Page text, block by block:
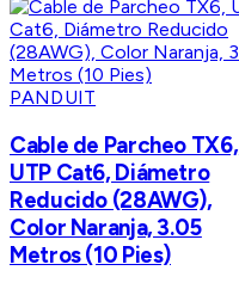
PANDUIT
Cable de Parcheo TX6,
UTP Cat6, Diámetro
Reducido (28AWG),
Color Naranja, 3.05
Metros (10 Pies)